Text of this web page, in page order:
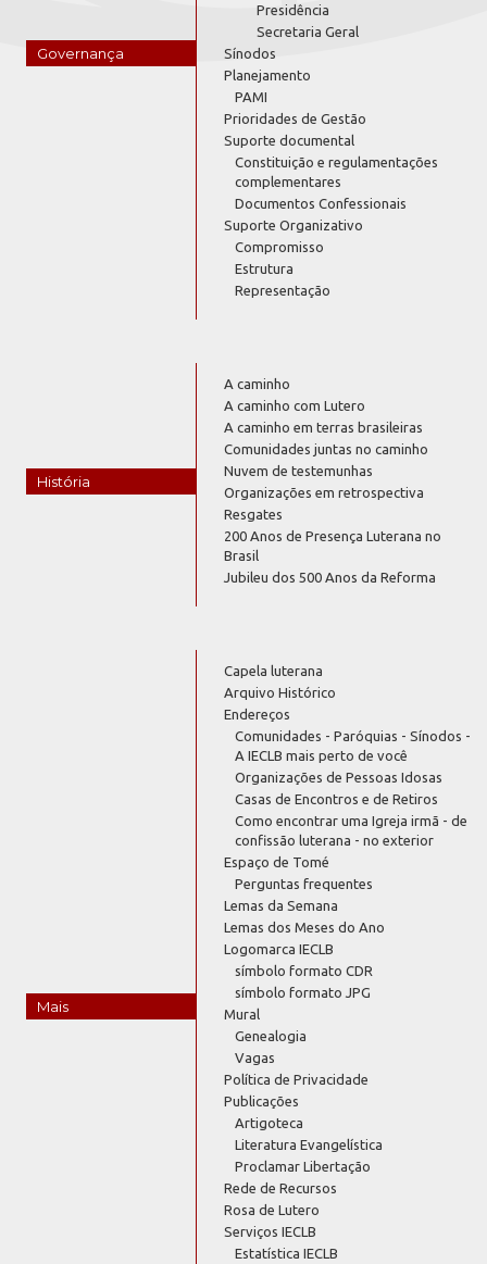
Governança
Presidência
Secretaria Geral
Sínodos
Planejamento
PAMI
Prioridades de Gestão
Suporte documental
Constituição e regulamentações
complementares
Documentos Confessionais
Suporte Organizativo
Compromisso
Estrutura
Representação
História
A caminho
A caminho com Lutero
A caminho em terras brasileiras
Comunidades juntas no caminho
Nuvem de testemunhas
Organizações em retrospectiva
Resgates
200 Anos de Presença Luterana no
Brasil
Jubileu dos 500 Anos da Reforma
Mais
Capela luterana
Arquivo Histórico
Endereços
Comunidades - Paróquias - Sínodos -
A IECLB mais perto de você
Organizações de Pessoas Idosas
Casas de Encontros e de Retiros
Como encontrar uma Igreja irmã - de
confissão luterana - no exterior
Espaço de Tomé
Perguntas frequentes
Lemas da Semana
Lemas dos Meses do Ano
Logomarca IECLB
símbolo formato CDR
símbolo formato JPG
Mural
Genealogia
Vagas
Política de Privacidade
Publicações
Artigoteca
Literatura Evangelística
Proclamar Libertação
Rede de Recursos
Rosa de Lutero
Serviços IECLB
Estatística IECLB